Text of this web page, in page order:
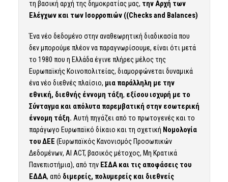
τη βασική αρχή της δημοκρατίας μας, την Αρχή των
Ελέγχων και των Ισορροπιών ((Checks and Balances)
Ένα νέο δεδομένο στην αναθεωρητική διαδικασία που
δεν μπορούμε πλέον να παραγνωρίσουμε, είναι ότι μετά
το 1980 που η Ελλάδα έγινε πλήρες μέλος της
Ευρωπαϊκής Κοινοπολιτείας, διαμορφώνεται δυναμικά
ένα νέο διεθνές πλαίσιο, μια παράλληλη με την
εθνική, διεθνής έννομη τάξη, εξίσου ισχυρή με το
Σύνταγμα και απόλυτα παρεμβατική στην εσωτερική
έννομη τάξη. Αυτή πηγάζει από το πρωτογενές και το
παράγωγο Ευρωπαϊκό δίκαιο και τη σχετική Νομολογία
του ΔΕΕ (Ευρωπαϊκός Κανονισμός Προσωπικών
Δεδομένων, AI ACT, βασικός μέτοχος, Μη Κρατικά
Πανεπιστήμια), από την ΕΣΔΑ και τις αποφάσεις του
ΕΔΔΑ, από διμερείς, πολυμερείς και διεθνείς